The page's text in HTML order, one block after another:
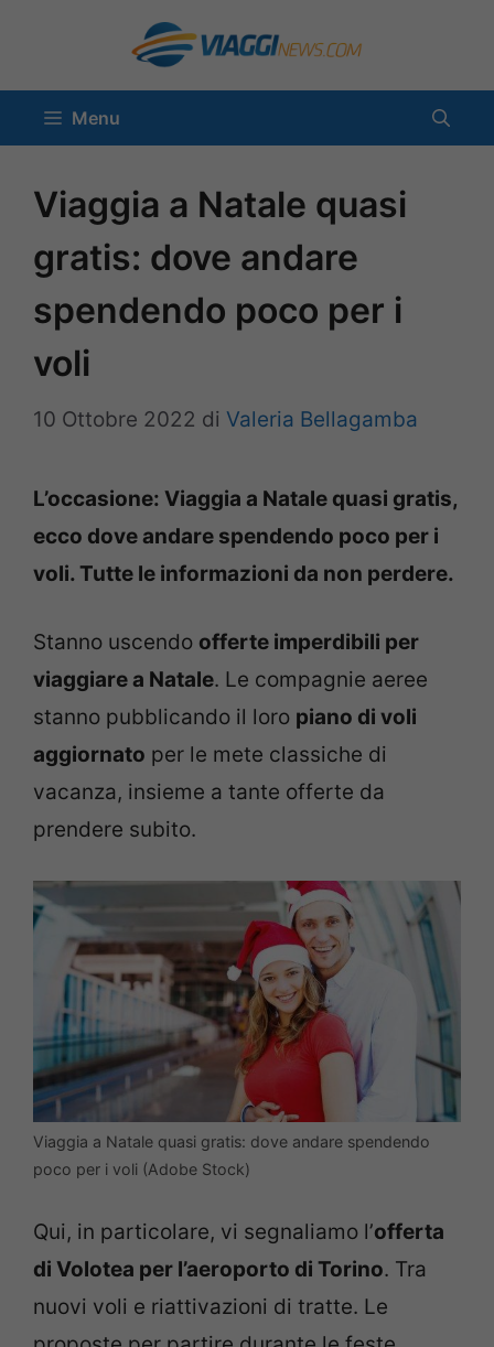
contenuto
Menu
Viaggia a Natale quasi
gratis: dove andare
spendendo poco per i
voli
10 Ottobre 2022 di Valeria Bellagamba
L’occasione: Viaggia a Natale quasi gratis,
ecco dove andare spendendo poco per i
voli. Tutte le informazioni da non perdere.
Stanno uscendo offerte imperdibili per
viaggiare a Natale. Le compagnie aeree
stanno pubblicando il loro piano di voli
aggiornato per le mete classiche di
vacanza, insieme a tante offerte da
prendere subito.
Viaggia a Natale quasi gratis: dove andare spendendo
poco per i voli (Adobe Stock)
Qui, in particolare, vi segnaliamo l’offerta
di Volotea per l’aeroporto di Torino. Tra
nuovi voli e riattivazioni di tratte. Le